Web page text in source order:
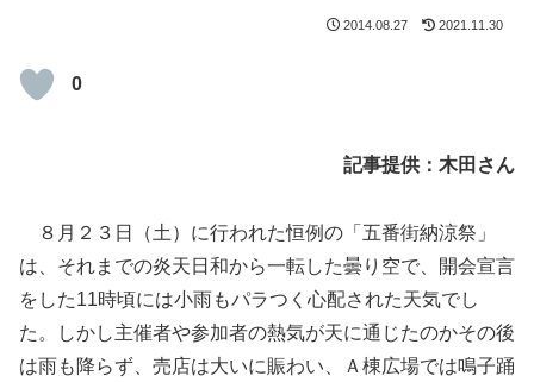
2014.08.27 2021.11.30
0
記事提供： 木田 さん
８月２３日（土）に行われた恒例の「五番街納涼祭」
は、それまでの炎天日和から一転した曇り空で、開会宣言
をした11時頃には小雨もパラつく心配された天気でし
た。しかし主催者や参加者の熱気が天に通じたのかその後
は雨も降らず、売店は大いに賑わい、Ａ棟広場では鳴子踊